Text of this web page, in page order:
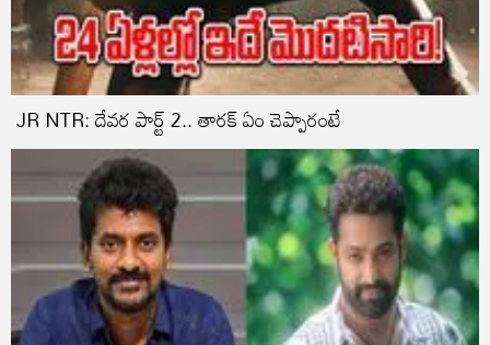
JR NTR: దేవర పార్ట్‌ 2.. తారక్‌ ఏం చెప్పారంటే